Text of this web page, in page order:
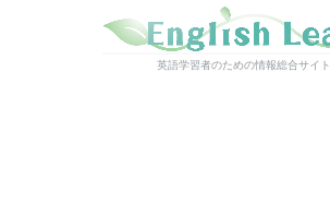
英語学習者のための情報総合サイト